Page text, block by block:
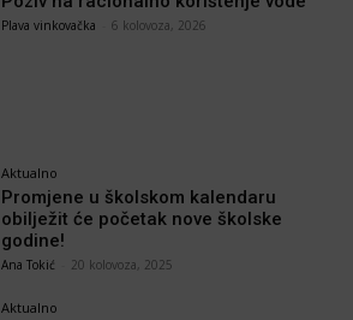
Plava vinkovačka 6 kolovoza, 2026
Aktualno
Promjene u školskom kalendaru
obilježit će početak nove školske
godine!
Ana Tokić 20 kolovoza, 2025
Aktualno